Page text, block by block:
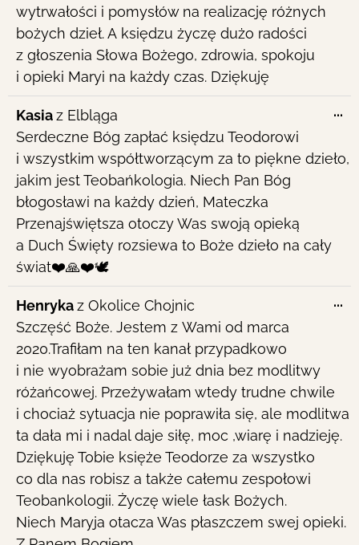
wytrwałości i pomysłów na realizację różnych
bożych dzieł. A księdzu życzę dużo radości
z głoszenia Słowa Bożego, zdrowia, spokoju
i opieki Maryi na każdy czas. Dziękuję
Kasiaz Elbląga
Serdeczne Bóg zapłać księdzu Teodorowi
i wszystkim współtworzącym za to piękne dzieło,
jakim jest Teobańkologia. Niech Pan Bóg
błogosławi na każdy dzień, Mateczka
Przenajświętsza otoczy Was swoją opieką
a Duch Święty rozsiewa to Boże dzieło na cały
świat❤️🙏❤️🕊
...
Henrykaz Okolice Chojnic
Szczęść Boże. Jestem z Wami od marca
2020.Trafiłam na ten kanał przypadkowo
i nie wyobrażam sobie już dnia bez modlitwy
różańcowej. Przeżywałam wtedy trudne chwile
i chociaż sytuacja nie poprawiła się, ale modlitwa
ta dała mi i nadal daje siłę, moc ,wiarę i nadzieję.
Dziękuję Tobie księże Teodorze za wszystko
co dla nas robisz a także całemu zespołowi
Teobankologii. Życzę wiele łask Bożych.
Niech Maryja otacza Was płaszczem swej opieki.
...